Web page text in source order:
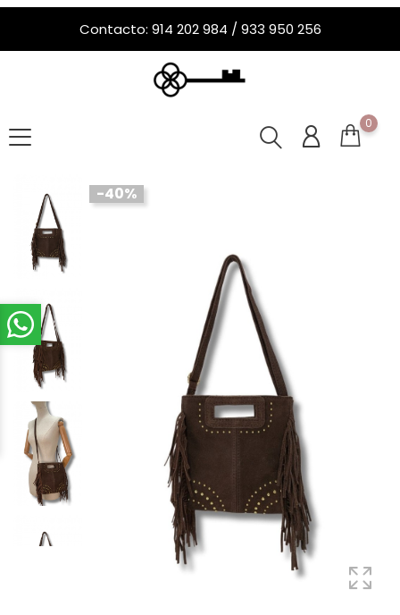
Contacto: 914 202 984 / 933 950 256
0
-40%